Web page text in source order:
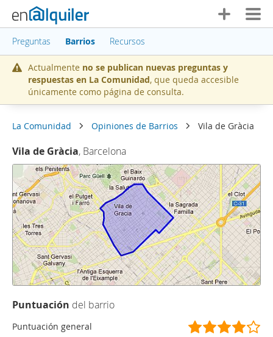
Preguntas Barrios Recursos
Actualmente no se publican nuevas preguntas y
respuestas en La Comunidad, que queda accesible
únicamente como página de consulta.
La Comunidad Opiniones de Barrios Vila de Gràcia
Vila de Gràcia, Barcelona
Puntuación del barrio
Puntuación general